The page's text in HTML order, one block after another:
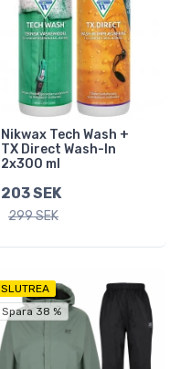
Nikwax Tech Wash +
TX Direct Wash-In
2x300 ml
203 SEK
299 SEK
SLUTREA
Spara 38 %